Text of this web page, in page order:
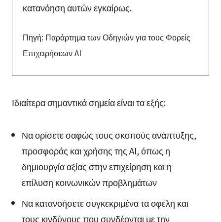
κατανόηση αυτών εγκαίρως.
Πηγή: Παράρτημα των Οδηγιών για τους Φορείς
Επιχειρήσεων AI
Ιδιαίτερα σημαντικά σημεία είναι τα εξής:
Να ορίσετε σαφώς τους σκοπούς ανάπτυξης,
προσφοράς και χρήσης της AI, όπως η
δημιουργία αξίας στην επιχείρηση και η
επίλυση κοινωνικών προβλημάτων
Να κατανοήσετε συγκεκριμένα τα οφέλη και
τους κινδύνους που συνδέονται με την